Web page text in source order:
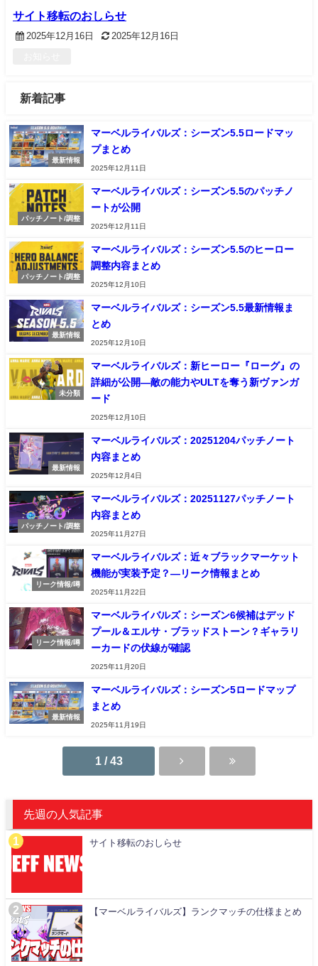
サイト移転のおしらせ
2025年12月16日 2025年12月16日
新着記事
最新情報
マーベルライバルズ：シーズン5.5ロードマッ
プまとめ
2025年12月11日
パッチノート/調整
マーベルライバルズ：シーズン5.5のパッチノ
ートが公開
2025年12月11日
パッチノート/調整
マーベルライバルズ：シーズン5.5のヒーロー
調整内容まとめ
2025年12月10日
最新情報
マーベルライバルズ：シーズン5.5最新情報ま
とめ
2025年12月10日
未分類
マーベルライバルズ：新ヒーロー『ローグ』の
詳細が公開—敵の能力やULTを奪う新ヴァンガ
ード
2025年12月10日
最新情報
マーベルライバルズ：20251204パッチノート
内容まとめ
2025年12月4日
パッチノート/調整
マーベルライバルズ：20251127パッチノート
内容まとめ
2025年11月27日
リーク情報/噂
マーベルライバルズ：近々ブラックマーケット
機能が実装予定？—リーク情報まとめ
2025年11月22日
リーク情報/噂
マーベルライバルズ：シーズン6候補はデッド
プール＆エルサ・ブラッドストーン？ギャラリ
ーカードの伏線が確認
2025年11月20日
最新情報
マーベルライバルズ：シーズン5ロードマップ
まとめ
2025年11月19日
1 / 43
先週の人気記事
サイト移転のおしらせ
【マーベルライバルズ】ランクマッチの仕様まとめ